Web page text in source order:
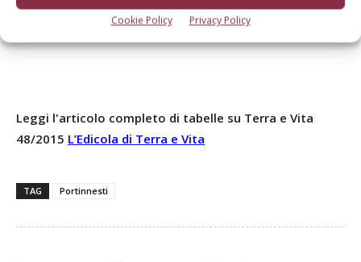
Cookie Policy Privacy Policy
Leggi l'articolo completo di tabelle su Terra e Vita
48/2015 L’Edicola di Terra e Vita
TAG Portinnesti